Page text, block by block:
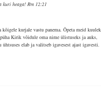
kuri heaga! Rm 12:21
kurjale vastu panema. Õpeta meid
Kirik võidule oma nime ülistuseks ja auks,
elab ja valitseb igavesest ajast igavesti.